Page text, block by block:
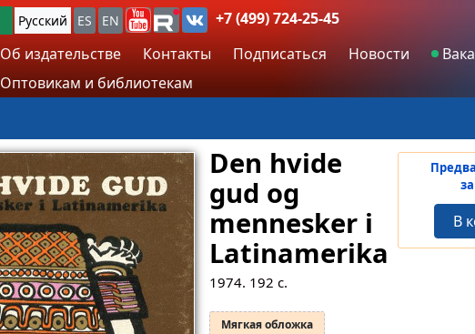
Русский ES EN
+7 (499) 724-25-45
Об издательстве
Контакты Подписаться Новости
Оптовикам и библиотекам
В
Den hvide
gud og
mennesker i
Latinamerika
1974. 192 с.
Мягкая обложка